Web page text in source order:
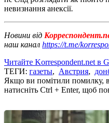
невизнання анексії.
Новини від
наш канал https://t.me/
Читайте Korrespondent.net в
ТЕГИ: газеты, Австрия,
Якщо ви помітили помилку,
натисніть Ctrl + Enter, щоб